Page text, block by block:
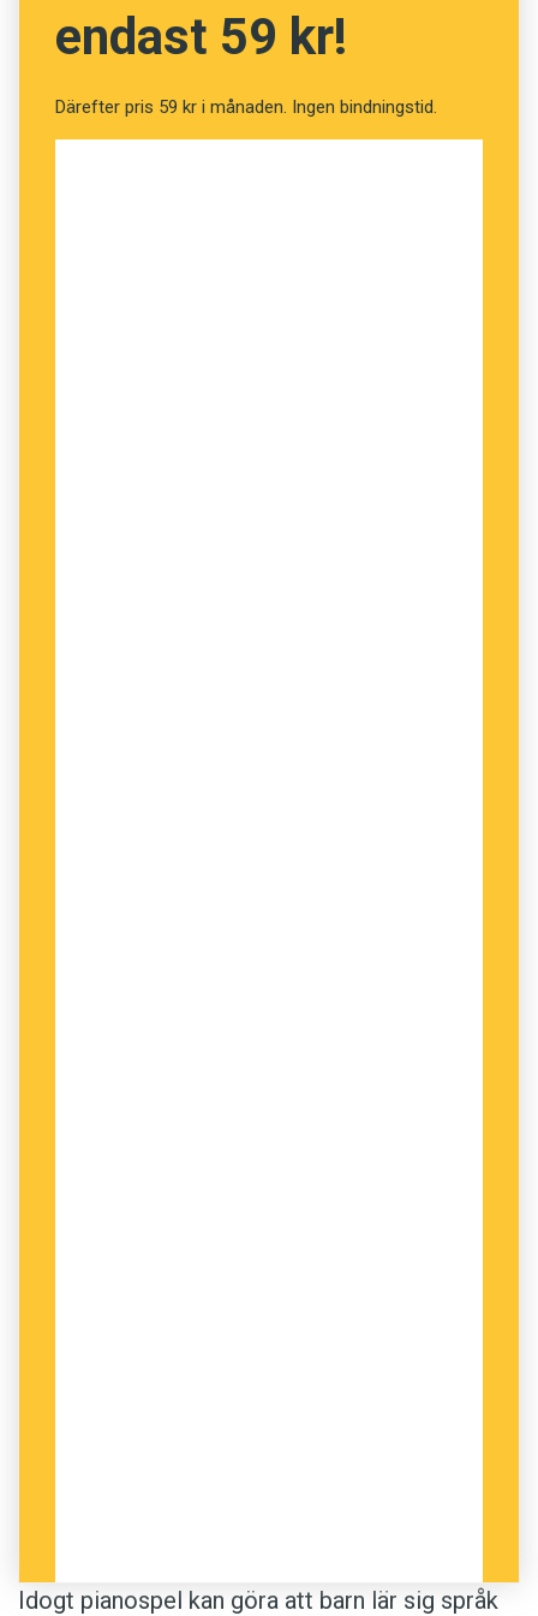
endast 59 kr!
Därefter pris 59 kr i månaden. Ingen bindningstid.
Idogt pianospel kan göra att barn lär sig språk